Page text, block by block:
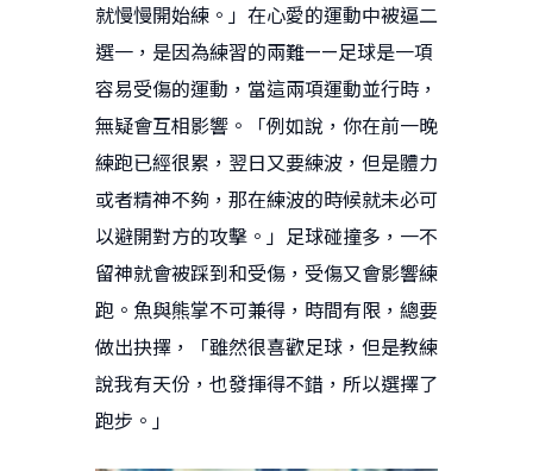
就慢慢開始練。」在心愛的運動中被逼二
選一，是因為練習的兩難——足球是一項
容易受傷的運動，當這兩項運動並行時，
無疑會互相影響。「例如說，你在前一晚
練跑已經很累，翌日又要練波，但是體力
或者精神不夠，那在練波的時候就未必可
以避開對方的攻擊。」足球碰撞多，一不
留神就會被踩到和受傷，受傷又會影響練
跑。魚與熊掌不可兼得，時間有限，總要
做出抉擇，「雖然很喜歡足球，但是教練
說我有天份，也發揮得不錯，所以選擇了
跑步。」